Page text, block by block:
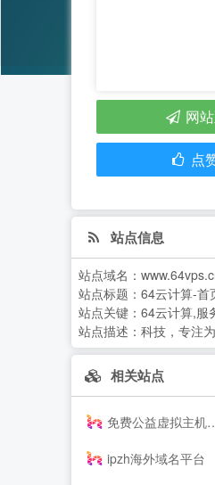
网
点
站点信息
站点域名：
站点标题： 64云计算-首
站点关键： 64云计算,服
站点描述： 科技，专注
相关站点
免费公益虚拟主机|雷电云互联-公益挂机宝_公益vps挂机宝_公益云电脑_3元挂机宝_4元挂机宝_低价挂机宝_低价云电脑_5元挂机宝_达龙云电脑-挂机宝官网
ipzh海外域名平台